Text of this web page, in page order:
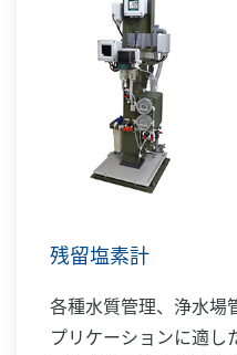
残留塩素計
各種水質管理、浄水場
プリケーションに適し